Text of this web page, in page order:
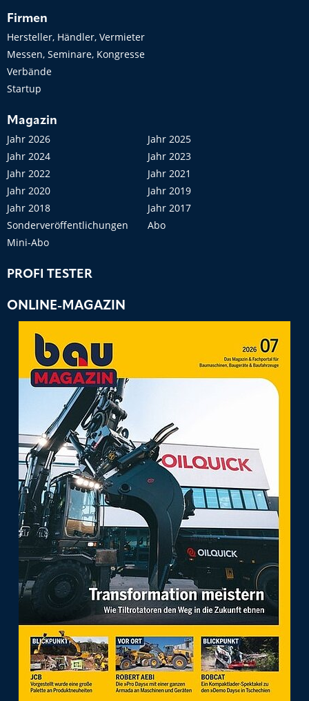
Firmen
Hersteller, Händler, Vermieter
Messen, Seminare, Kongresse
Verbände
Startup
Magazin
Jahr 2026
Jahr 2025
Jahr 2024
Jahr 2023
Jahr 2022
Jahr 2021
Jahr 2020
Jahr 2019
Jahr 2018
Jahr 2017
Sonderveröffentlichungen
Abo
Mini-Abo
PROFI TESTER
ONLINE-MAGAZIN